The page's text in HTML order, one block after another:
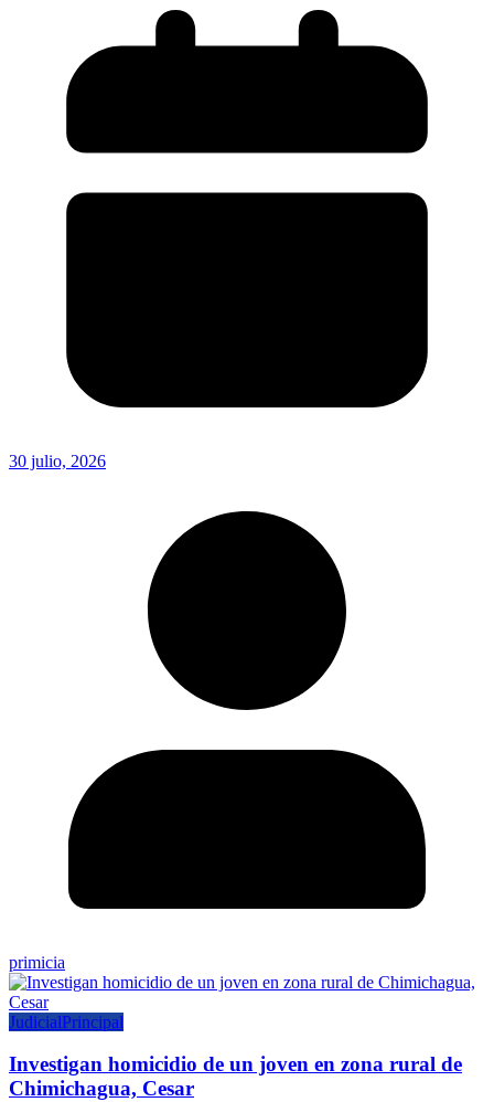
30 julio, 2026
primicia
JudicialPrincipal
Investigan homicidio de un joven en zona rural de
Chimichagua, Cesar